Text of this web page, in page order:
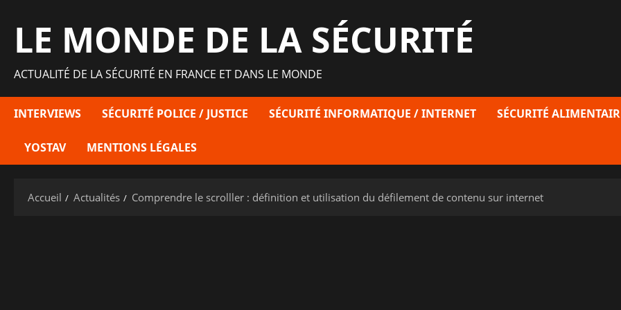
contenu
LE MONDE DE LA SÉCURITÉ
ACTUALITÉ DE LA SÉCURITÉ EN FRANCE ET DANS LE MONDE
INTERVIEWS SÉCURITÉ POLICE / JUSTICE SÉCURITÉ INFORMATIQUE / INTERNET SÉCURITÉ
YOSTAV MENTIONS LÉGALES
Accueil Actualités Comprendre le scrolller : définition et utilisation du défilement de contenu sur internet